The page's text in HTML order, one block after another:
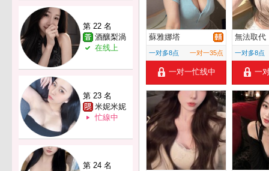
第 22 名
酒釀梨渦
在线上
第 23 名
米妮米妮
忙線中
第 24 名
蘇雅娜塔
一对多8点 一对一35点
一对一忙线中
無法取代
一对多8点
一